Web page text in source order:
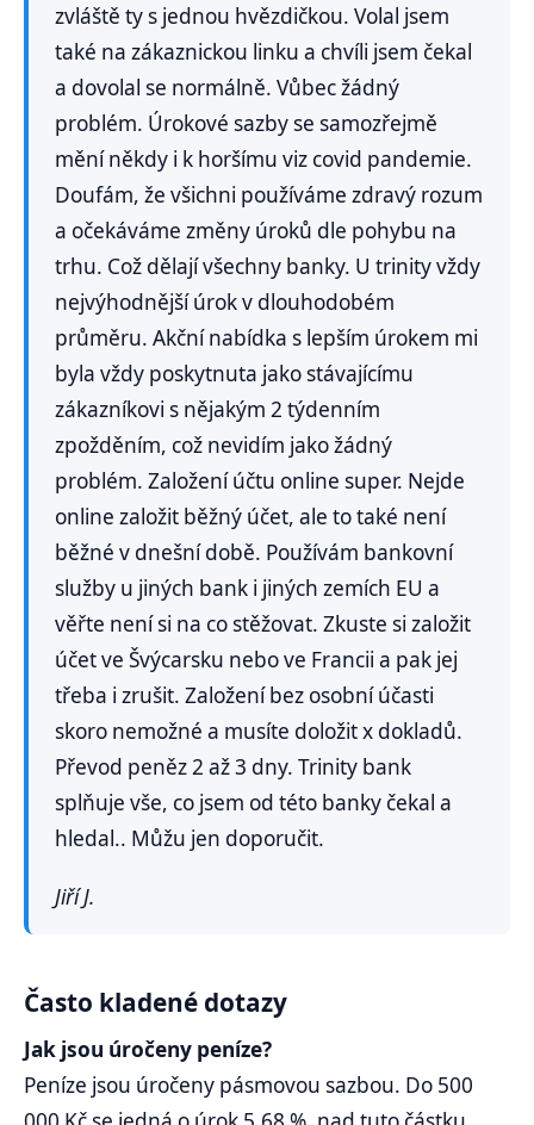
zvláště ty s jednou hvězdičkou. Volal jsem
také na zákaznickou linku a chvíli jsem čekal
a dovolal se normálně. Vůbec žádný
problém. Úrokové sazby se samozřejmě
mění někdy i k horšímu viz covid pandemie.
Doufám, že všichni používáme zdravý rozum
a očekáváme změny úroků dle pohybu na
trhu. Což dělají všechny banky. U trinity vždy
nejvýhodnější úrok v dlouhodobém
průměru. Akční nabídka s lepším úrokem mi
byla vždy poskytnuta jako stávajícímu
zákazníkovi s nějakým 2 týdenním
zpožděním, což nevidím jako žádný
problém. Založení účtu online super. Nejde
online založit běžný účet, ale to také není
běžné v dnešní době. Používám bankovní
služby u jiných bank i jiných zemích EU a
věřte není si na co stěžovat. Zkuste si založit
účet ve Švýcarsku nebo ve Francii a pak jej
třeba i zrušit. Založení bez osobní účasti
skoro nemožné a musíte doložit x dokladů.
Převod peněz 2 až 3 dny. Trinity bank
splňuje vše, co jsem od této banky čekal a
hledal.. Můžu jen doporučit.
Jiří J.
Často kladené dotazy
Jak jsou úročeny peníze?
Peníze jsou úročeny pásmovou sazbou. Do 500